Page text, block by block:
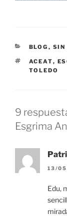
BLOG , SIN
ACEAT,
TOLEDO
9
Esgrima
13/
Edu,